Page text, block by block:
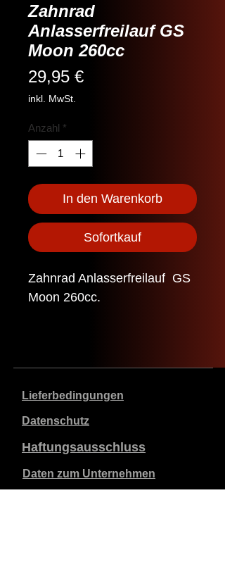
Zahnrad
Anlasserfreilauf GS
Moon 260cc
29,95 €Preis
inkl. MwSt.
Anzahl *
In den Warenkorb
Sofortkauf
Zahnrad Anlasserfreilauf GS
Moon 260cc.
Lieferbedingungen
Datenschutz
Haftungsausschluss
Daten zum Unternehmen